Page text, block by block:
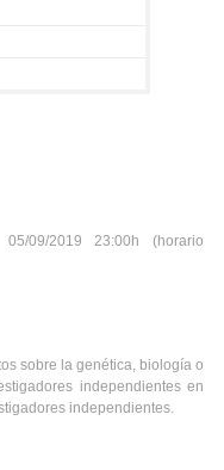
09/2019 23:00h (horario
sobre la genética, biología o
independientes en
independientes.